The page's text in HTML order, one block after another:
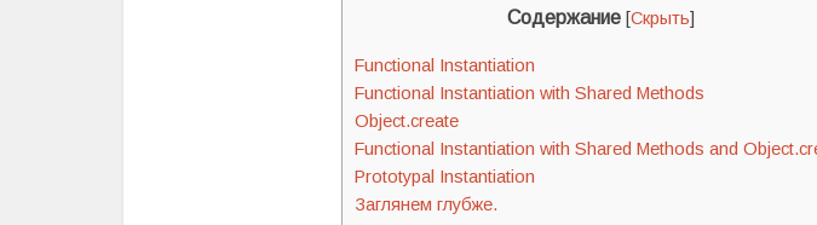
Содержание [Скрыть]
Functional Instantiation
Functional Instantiation with Shared Methods
Object.create
Functional Instantiation with Shared Methods and
Prototypal Instantiation
Заглянем глубже.